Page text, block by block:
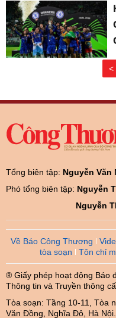
<
Tổng biên tập: Nguyễn Văn
Phó tổng biên tập: Nguyễn
Nguyễn
Về Báo Công Thương
tòa soạn
Tôn chỉ
® Giấy phép hoạt động Báo
Thông tin và Truyền thông
Tòa soạn: Tầng 10-11, Tòa
Văn Đồng, Nghĩa Đô, Hà Nội.